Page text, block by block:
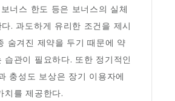
너스 한도 등은 보너스의 실체
. 과도하게 유리한 조건을 제시
숨겨진 제약을 두기 때문에 약
습관이 필요하다. 또한 정기적인
충성도 보상은 장기 이용자에
치를 제공한다.